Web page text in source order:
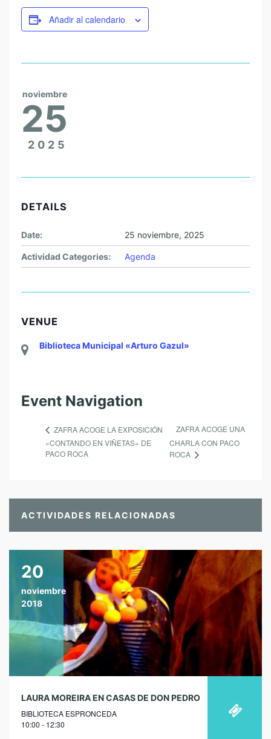
Añadir al calendario
noviembre
25
2025
DETAILS
Date: 25 noviembre, 2025
Actividad Categories: Agenda
VENUE
Biblioteca Municipal «Arturo Gazul»
Event Navigation
ZAFRA ACOGE LA EXPOSICIÓN
«CONTANDO EN VIÑETAS» DE
PACO ROCA
ZAFRA ACOGE UNA
CHARLA CON PACO
ROCA
ACTIVIDADES RELACIONADAS
20
noviembre
2018
LAURA MOREIRA EN CASAS DE DON PEDRO
BIBLIOTECA ESPRONCEDA
10:00 - 12:30